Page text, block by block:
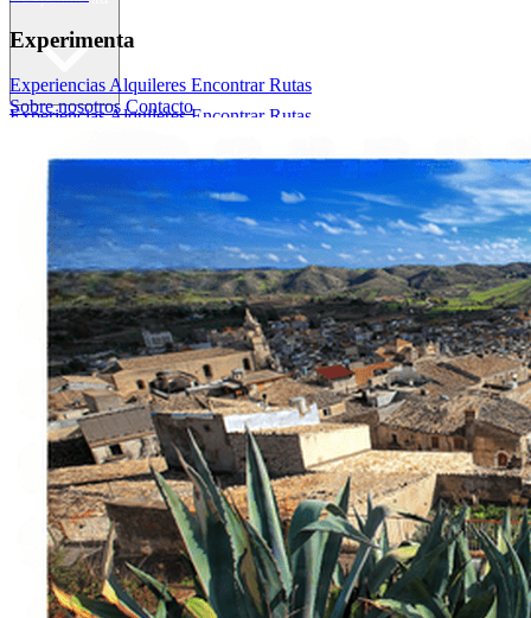
ExperienciasAlquileresEncontrar Rutas
Italiano English Français Deutsch Español
Menu
Experimenta
Experiencias Alquileres Encontrar Rutas
Sobre nosotros Contacto